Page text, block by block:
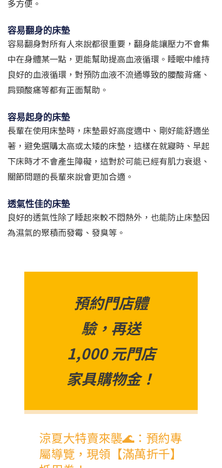
多方便。
容易翻身的床墊
容易翻身對所有人來說都很重要，翻身能讓壓力不會集
中在身體某一點，更能幫助提高血液循環。睡眠中維持
良好的血液循環，對預防血液不流通導致的腰酸背痛、
肩頸酸痛等都有正面幫助。
容易起身的床墊
長輩在使用床墊時，床墊最好高度適中、剛好能舒適坐
著，避免選購太高或太矮的床墊，這樣在就寢時、早起
下床時才不會產生障礙，這對於可能已經有肌力衰退、
關節問題的長輩來說會更加合適。
透氣性佳的床墊
良好的透氣性除了睡起來較不悶熱外，也能防止床墊因
為濕氣的聚積而發霉、發臭等。
預約門店體
驗，再送
1,000 元門店
家具購物金！